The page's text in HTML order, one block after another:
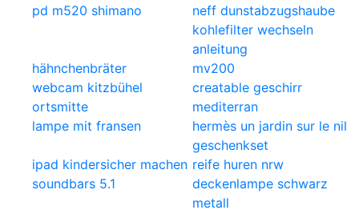
pd m520 shimano
neff dunstabzugshaube
kohlefilter wechseln
anleitung
hähnchenbräter
mv200
webcam kitzbühel
ortsmitte
creatable geschirr
mediterran
lampe mit fransen
hermès un jardin sur le nil
geschenkset
ipad kindersicher machen reife huren nrw
soundbars 5.1
deckenlampe schwarz
metall